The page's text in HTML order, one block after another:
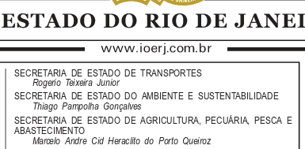
SECRETARIA  DE  ESTADO  DE  TRANSPORTES
Rogerio  Teixeira  Junior
SECRETARIA  DE  ESTADO  DO  AMBIENTE  E  SUSTENTABILIDADE
Thiago  Pampolha  Gonçalves
SECRETARIA  DE  ESTADO  DE  AGRICULTURA,  PECUÁRIA,  PESCA  E
ABASTECIMENTO
Marcelo  Andre  Cid  Heraclito  do  Porto  Queiroz